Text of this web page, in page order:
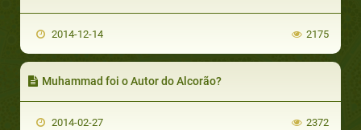
2014-12-14 2175
Muhammad foi o Autor do Alcorão?
2014-02-27 2372